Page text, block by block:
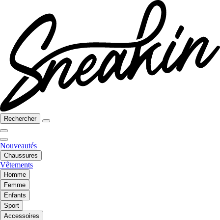
Rechercher
Nouveautés
Chaussures
Vêtements
Homme
Femme
Enfants
Sport
Accessoires